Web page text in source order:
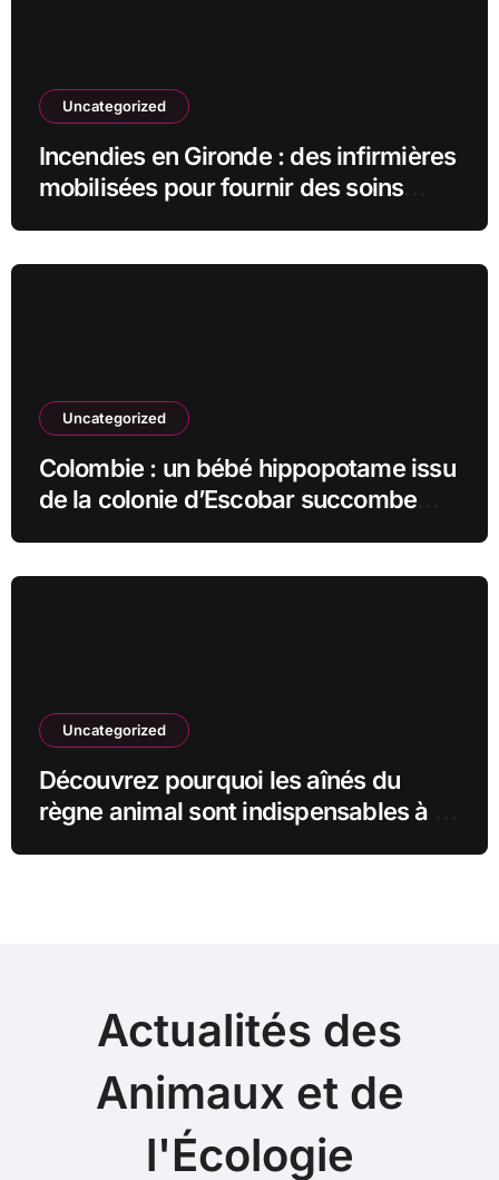
Uncategorized
Incendies en Gironde : des infirmières
mobilisées pour fournir des soins
Uncategorized
Colombie : un bébé hippopotame issu
de la colonie d’Escobar succombe
Uncategorized
Découvrez pourquoi les aînés du
règne animal sont indispensables à la
Actualités des
Animaux et de
l'Écologie